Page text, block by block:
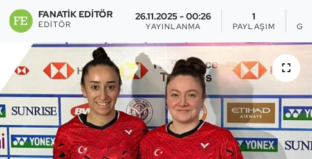
FANATIK EDITÖR
EDITÖR
26.11.2025 - 00:26
YAYINLANMA
1
PAYLAŞIM
Buz Hokeyi
Buz Pateni
Çim Hokeyi
Cimnastik